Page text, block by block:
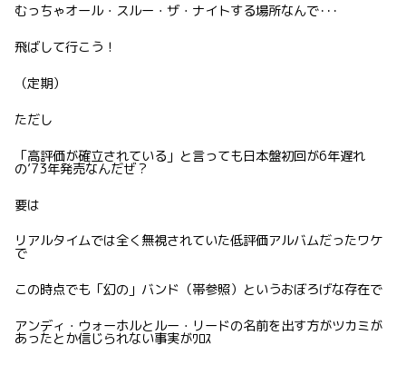
むっちゃオール・スルー・ザ・ナイトする場所なんで･･･
飛ばして行こう！
（定期）
ただし
「高評価が確立されている」と言っても日本盤初回が6年遅れ
の’73年発売なんだぜ？
要は
リアルタイムでは全く無視されていた低評価アルバムだったワケ
で
この時点でも「幻の」バンド（帯参照）というおぼろげな存在で
アンディ・ウォーホルとルー・リードの名前を出す方がツカミが
あったとか信じられない事実がﾜﾛｽ